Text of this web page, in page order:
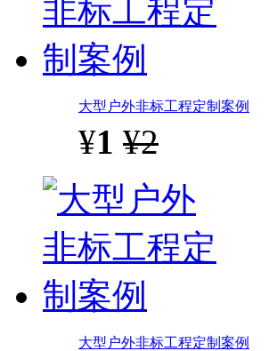
大型户外非标工程定制案例
¥1 ¥2
大型户外非标工程定制案例